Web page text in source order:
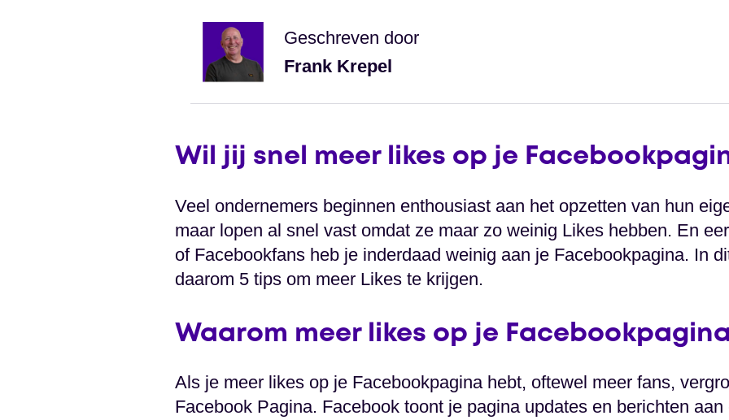
Geschreven door
Frank Krepel
Wil jij snel meer likes op je
Veel ondernemers beginnen enthousiast aan het opzetten van hun
maar lopen al snel vast omdat ze maar zo weinig Likes hebben. En
of Facebookfans heb je inderdaad weinig aan je Facebookpagina. In
daarom 5 tips om meer Likes te krijgen.
Waarom meer likes op je
Als je meer likes op je Facebookpagina hebt, oftewel meer fans,
Facebook Pagina. Facebook toont je pagina updates en berichten